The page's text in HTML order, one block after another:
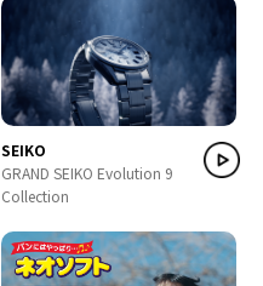
SEIKO
GRAND SEIKO Evolution 9
Collection